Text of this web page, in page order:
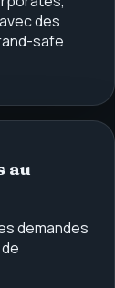
des
safe
au
demandes